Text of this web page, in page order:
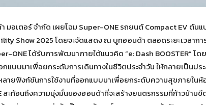
มอเตอร์ จำกัด เผยโฉม Super-ONE รถยนต์ Compact EV ต้นแ
Show 2025 โดยจะจัดแสดง ณ บูทฮอนด้า ตลอดระยะเวลาก
ONE ได้รับการพัฒนาภายใต้แนวคิด “e: Dash BOOSTER” โ
แบบมาเพื่อยกระดับการเดินทางในชีวิตประจำวัน ให้กลายเป็นป
ายฟังก์ชันการใช้งานที่ออกแบบมาเพื่อยกระดับความสุขภายในห้
สะท้อนถึงความมุ่งมั่นของฮอนด้าที่จะสร้างยนตรกรรมที่ก้าวข้าม